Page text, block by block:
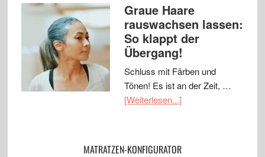
Graue Haare
rauswachsen lassen:
So klappt der
Übergang!
Schluss mit Färben und
Tönen! Es ist an der Zeit, …
[Weiterlesen...]
MATRATZEN-KONFIGURATOR